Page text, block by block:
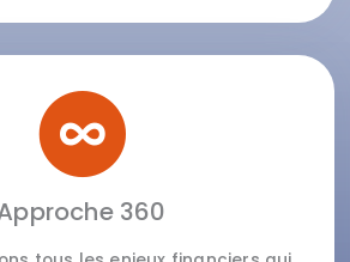
360